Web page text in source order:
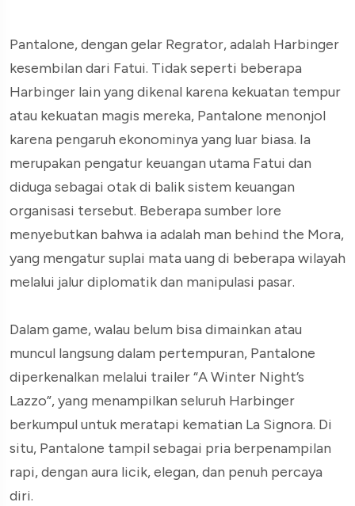
Pantalone, dengan gelar Regrator, adalah Harbinger
kesembilan dari Fatui. Tidak seperti beberapa
Harbinger lain yang dikenal karena kekuatan tempur
atau kekuatan magis mereka, Pantalone menonjol
karena pengaruh ekonominya yang luar biasa. Ia
merupakan pengatur keuangan utama Fatui dan
diduga sebagai otak di balik sistem keuangan
organisasi tersebut. Beberapa sumber lore
menyebutkan bahwa ia adalah man behind the Mora,
yang mengatur suplai mata uang di beberapa wilayah
melalui jalur diplomatik dan manipulasi pasar.
Dalam game, walau belum bisa dimainkan atau
muncul langsung dalam pertempuran, Pantalone
diperkenalkan melalui trailer “A Winter Night’s
Lazzo”, yang menampilkan seluruh Harbinger
berkumpul untuk meratapi kematian La Signora. Di
situ, Pantalone tampil sebagai pria berpenampilan
rapi, dengan aura licik, elegan, dan penuh percaya
diri.